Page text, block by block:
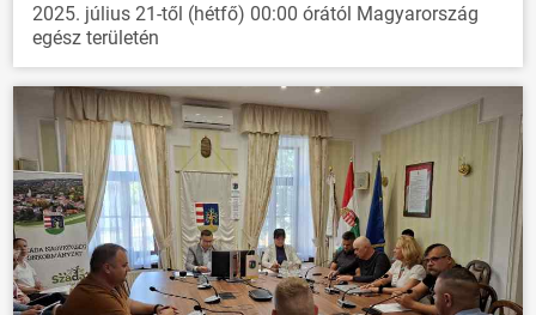
2025. július 21-től (hétfő) 00:00 órától Magyarország
egész területén